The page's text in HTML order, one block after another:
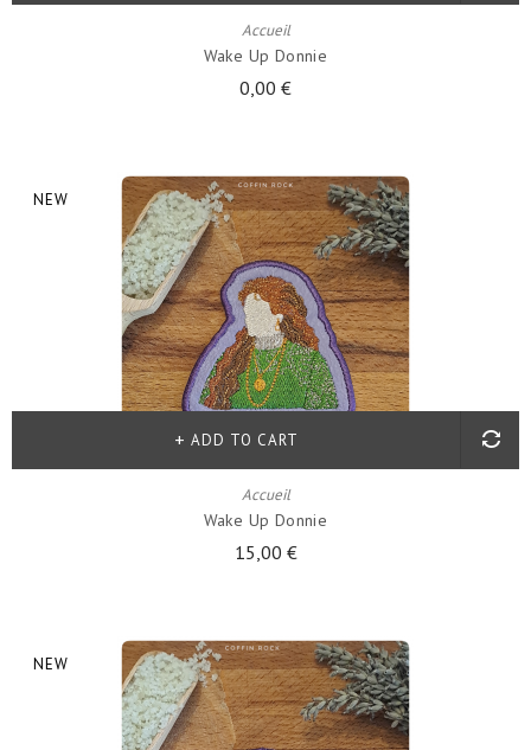
Accueil
Wake Up Donnie
0,00 €
NEW
Accueil
Wake Up Donnie
15,00 €
ADD TO CART
NEW